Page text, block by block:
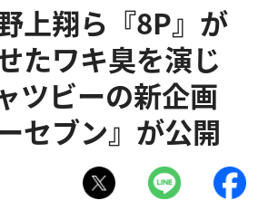
上翔ら『8P』が
たワキ臭を演じ
ビーの新企画
セブン』が公開